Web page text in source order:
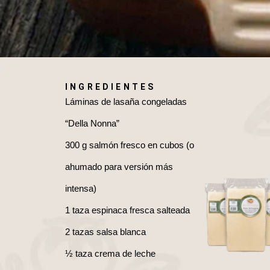
INGREDIENTES
Láminas de lasaña congeladas
“Della Nonna”
300 g salmón fresco en cubos (o
ahumado para versión más
intensa)
1 taza espinaca fresca salteada
2 tazas salsa blanca
½ taza crema de leche